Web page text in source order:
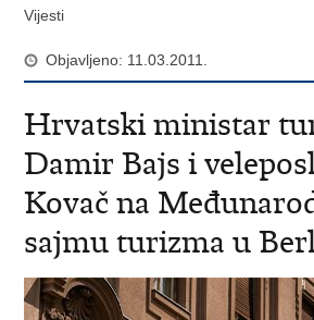
Vijesti
Objavljeno: 11.03.2011.
Hrvatski ministar
Damir Bajs i
Kovač na
sajmu turizma u